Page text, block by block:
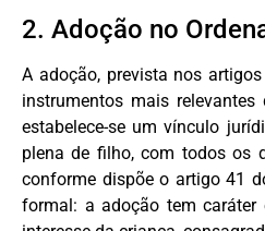
2. Adoção no
A adoção, prevista nos
instrumentos mais
estabelece-se um vínculo
plena de filho, com todos os
conforme dispõe o artigo 41
formal: a adoção tem caráter